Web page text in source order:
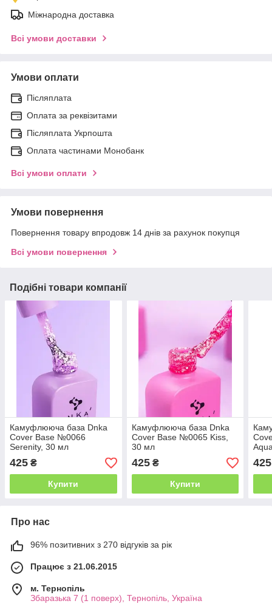
Міжнародна доставка
Всі умови доставки
Умови оплати
Післяплата
Оплата за реквізитами
Післяплата Укрпошта
Оплата частинами Монобанк
Всі умови оплати
Умови повернення
Повернення товару впродовж 14 днів за рахунок покупця
Всі умови повернення
Подібні товари компанії
Камуфлююча база Dnka
Cover Base №0066
Serenity, 30 мл
425 ₴
Купити
Камуфлююча база Dnka
Cover Base №0065 Kiss,
30 мл
425₴
Купити
425
Про нас
96% позитивних з 270 відгуків за рік
Працює з 21.06.2015
м. Тернопіль
Збаразька 7 (1 поверх), Тернопіль, Україна